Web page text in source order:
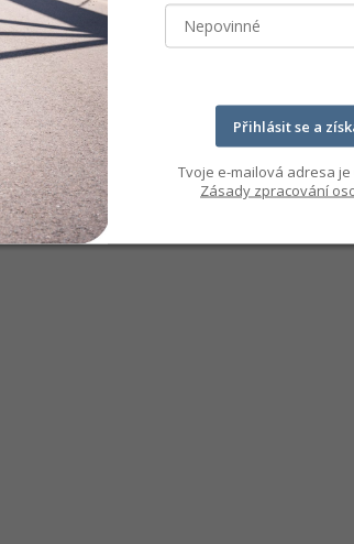
Přihlásit se a
Tvoje e-mailová adresa
Zásady zpracování